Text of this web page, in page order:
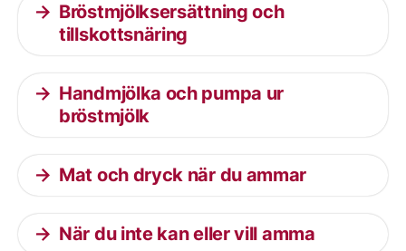
Bröstmjölksersättning och
tillskottsnäring
Handmjölka och pumpa ur
bröstmjölk
Mat och dryck när du ammar
När du inte kan eller vill amma